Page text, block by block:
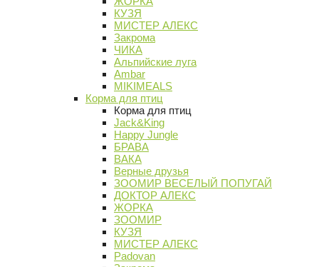
КУЗЯ
МИСТЕР АЛЕКС
Закрома
ЧИКА
Альпийские луга
Ambar
MIKIMEALS
Корма для птиц
Корма для птиц
Jack&King
Happy Jungle
БРАВА
ВАКА
Верные друзья
ЗООМИР ВЕСЕЛЫЙ ПОПУГАЙ
ДОКТОР АЛЕКС
ЖОРКА
ЗООМИР
КУЗЯ
МИСТЕР АЛЕКС
Padovan